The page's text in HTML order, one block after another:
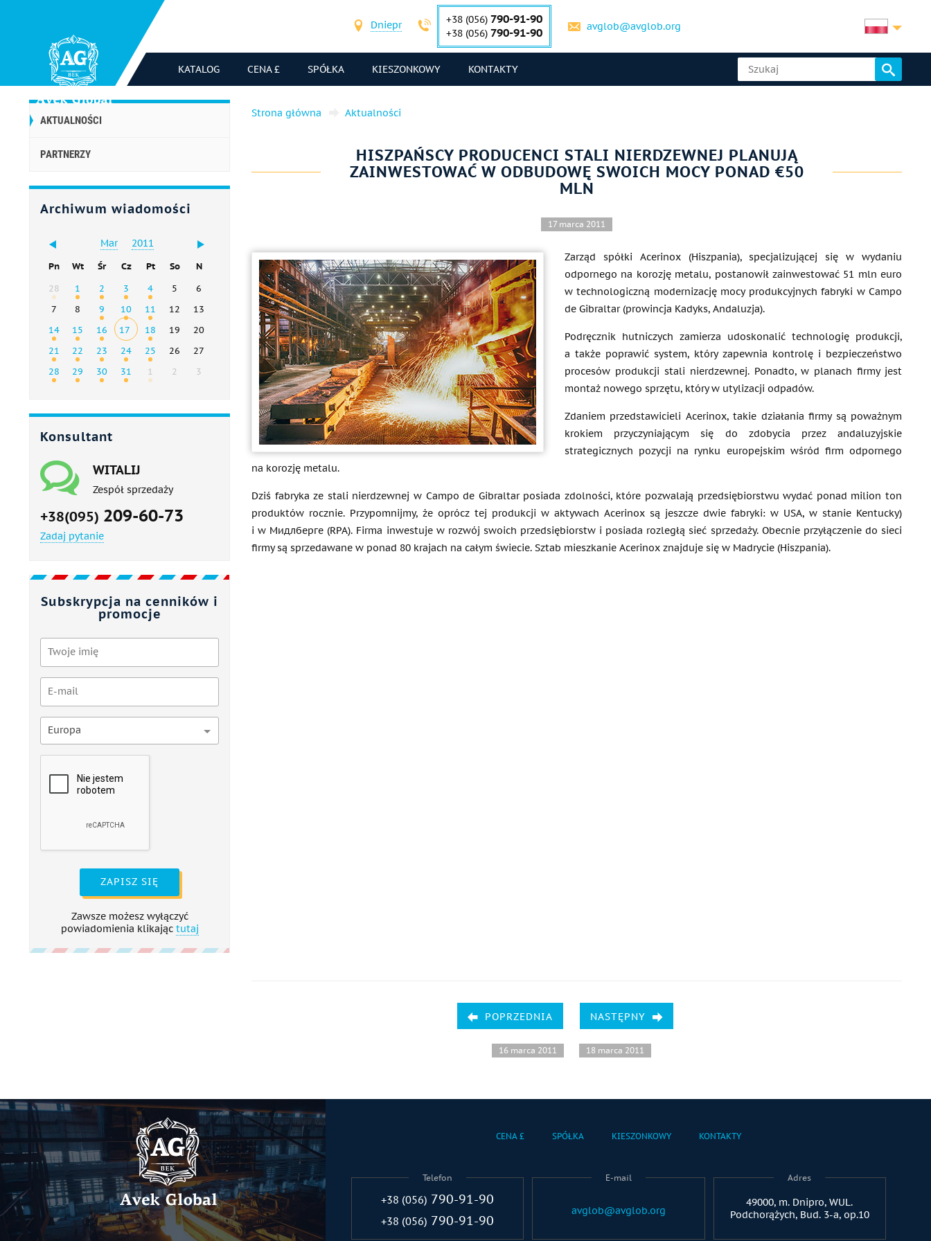
Dniepr +38 (056) 790-91-90
+38 (056) 790-91-90 avglob@avglob.org
KATALOG CENA £ SPÓŁKA KIESZONKOWY KONTAKTY
AKTUALNOŚCI
PARTNERZY
Archiwum wiadomości
Mar 2011
Pn Wt Śr Cz Pt So
N
28
1 2 3 4 5
6
7
8 9 10 11 12
13
14
15 16 17 18 19
20
21
22 23 24 25 26
27
28
29 30 31 1 2 3
Konsultant
WITALIJ
Zespół sprzedaży
+38(095) 209-60-73
Zadaj pytanie
Subskrypcja na cenników i
promocje
Europa
ZAPISZ SIĘ
Zawsze możesz wyłączyć
powiadomienia klikając tutaj
Strona główna Aktualności
HISZPAŃSCY PRODUCENCI STALI NIERDZEWNEJ PLANUJĄ
ZAINWESTOWAĆ W ODBUDOWĘ SWOICH MOCY PONAD €50
MLN
17 marca 2011
Zarząd spółki Acerinox (Hiszpania), specjalizującej się w wydaniu
odpornego na korozję metalu, postanowił zainwestować 51 mln euro
w technologiczną modernizację mocy produkcyjnych fabryki w Campo
de Gibraltar (prowincja Kadyks, Andaluzja).
Podręcznik hutniczych zamierza udoskonalić technologię produkcji,
a także poprawić system, który zapewnia kontrolę i bezpieczeństwo
procesów produkcji stali nierdzewnej. Ponadto, w planach firmy jest
montaż nowego sprzętu, który w utylizacji odpadów.
Zdaniem przedstawicieli Acerinox, takie działania firmy są poważnym
krokiem przyczyniającym się do zdobycia przez andaluzyjskie
strategicznych pozycji na rynku europejskim wśród firm odpornego
na korozję metalu.
Dziś fabryka ze stali nierdzewnej w Campo de Gibraltar posiada zdolności, które pozwalają przedsiębiorstwu wydać ponad milion ton
produktów rocznie. Przypomnijmy, że oprócz tej produkcji w aktywach Acerinox są jeszcze dwie fabryki: w USA, w stanie Kentucky)
i w Мидлберге (RPA). Firma inwestuje w rozwój swoich przedsiębiorstw i posiada rozległą sieć sprzedaży. Obecnie przyłączenie do sieci
firmy są sprzedawane w ponad 80 krajach na całym świecie. Sztab mieszkanie Acerinox znajduje się w Madrycie (Hiszpania).
POPRZEDNIA
16 marca 2011
NASTĘPNY
18 marca 2011
CENA £ SPÓŁKA KIESZONKOWY KONTAKTY
Telefon
+38 (056) 790-91-90
+38 (056) 790-91-90
E-mail
avglob@avglob.org
Adres
49000, m. Dnipro, WUL.
Podchorążych, Bud. 3-a, op.10